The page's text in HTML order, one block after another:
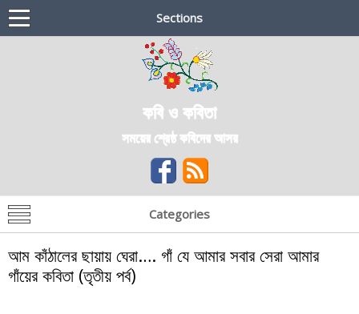
Sections
কবি ও কবিতা
সময়ের শ্রেষ্ঠ কবিদের আসর
Categories
আম কাঁঠালের ছায়ায় ঘেরা…. গাঁ যে আমার সবার সেরা আমার
গাঁয়ের কবিতা (তৃতীয় পর্ব)